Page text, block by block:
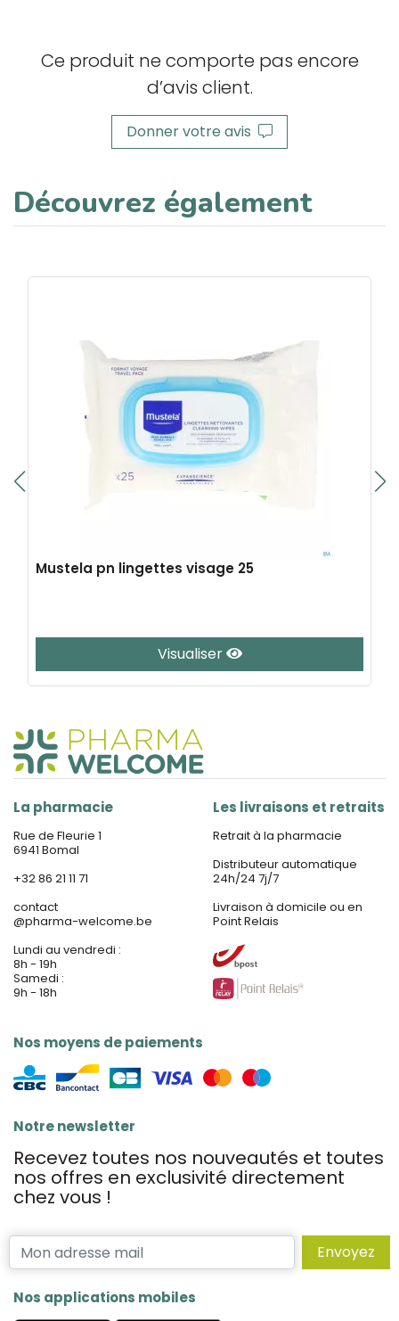
Ce produit ne comporte pas encore
d’avis client.
Donner votre avis
Découvrez également
Mustela pn lingettes visage 25
Visualiser
La pharmacie
Rue de Fleurie 1
6941 Bomal
+32 86 21 11 71
contact
@pharma-welcome.be
Lundi au vendredi :
8h - 19h
Samedi :
9h - 18h
Nos moyens de paiements
Les livraisons et retraits
Retrait à la pharmacie
Distributeur automatique
24h/24 7j/7
Livraison à domicile ou en
Point Relais
Notre newsletter
Recevez toutes nos nouveautés et toutes
nos offres en exclusivité directement
chez vous !
Envoyez
Nos applications mobiles